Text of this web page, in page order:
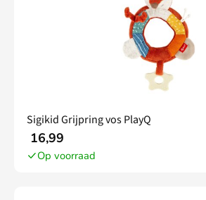
Sigikid Grijpring vos PlayQ
16,99
Op voorraad